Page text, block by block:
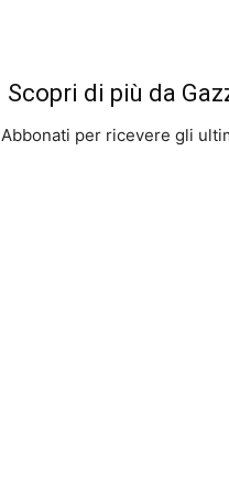
Scopri di più da
Abbonati per ricevere gli